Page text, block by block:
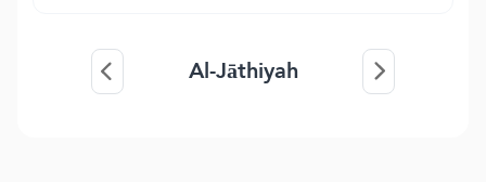
Al-Jāthiyah